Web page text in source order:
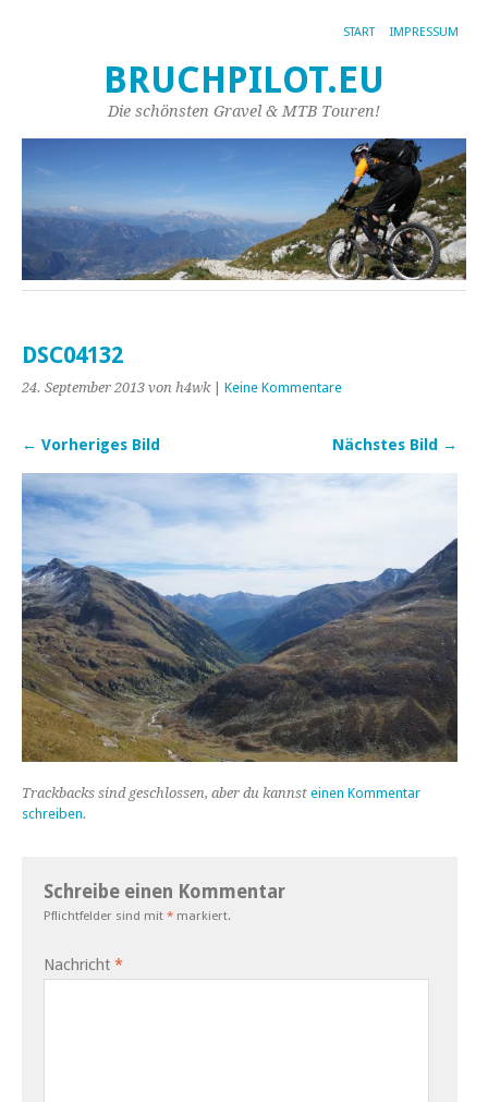
START IMPRESSUM
BRUCHPILOT.EU
Die schönsten Gravel & MTB Touren!
DSC04132
24. September 2013 von h4wk| Keine Kommentare
← Vorheriges Bild Nächstes Bild →
Trackbacks sind geschlossen, aber du kannst einen Kommentar
schreiben.
Schreibe einen Kommentar
Pflichtfelder sind mit * markiert.
Nachricht *